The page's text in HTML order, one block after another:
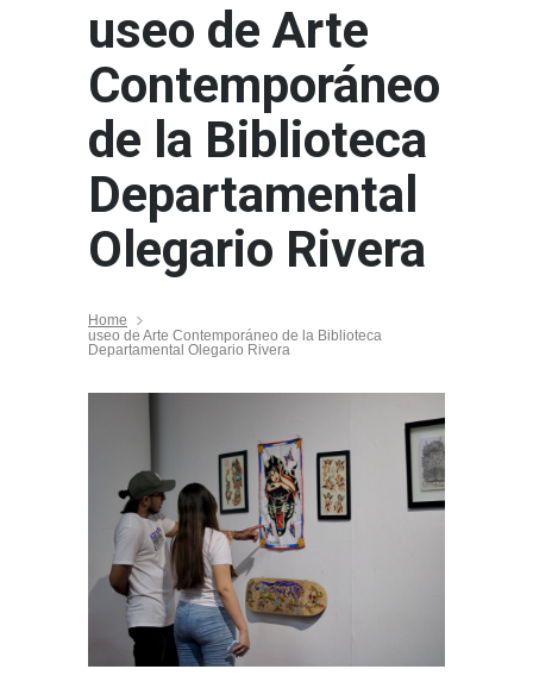
useo de Arte
Contemporáneo
de la Biblioteca
Departamental
Olegario Rivera
Home
useo de Arte Contemporáneo de la Biblioteca
Departamental Olegario Rivera